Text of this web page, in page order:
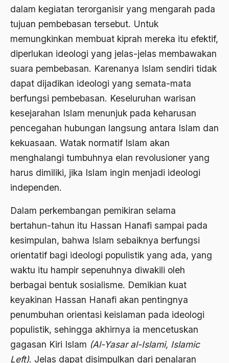
dalam kegiatan terorganisir yang mengarah pada
tujuan pembebasan tersebut. Untuk
memungkinkan membuat kiprah mereka itu efektif,
diperlukan ideologi yang jelas-jelas membawakan
suara pembebasan. Karenanya Islam sendiri tidak
dapat dijadikan ideologi yang semata-mata
berfungsi pembebasan. Keseluruhan warisan
kesejarahan Islam menunjuk pada keharusan
pencegahan hubungan langsung antara Islam dan
kekuasaan. Watak normatif Islam akan
menghalangi tumbuhnya elan revolusioner yang
harus dimiliki, jika Islam ingin menjadi ideologi
independen.
Dalam perkembangan pemikiran selama
bertahun-tahun itu Hassan Hanafi sampai pada
kesimpulan, bahwa Islam sebaiknya berfungsi
orientatif bagi ideologi populistik yang ada, yang
waktu itu hampir sepenuhnya diwakili oleh
berbagai bentuk sosialisme. Demikian kuat
keyakinan Hassan Hanafi akan pentingnya
penumbuhan orientasi keislaman pada ideologi
populistik, sehingga akhirnya ia mencetuskan
gagasan Kiri Islam (Al-Yasar al-Islami, Islamic
Left). Jelas dapat disimpulkan dari penalaran
Ajengan SIngaparna
Akademi Jakarta
Akbar tanjung
akhlak
Akhlaq
Akidah
Aktivis Muda
akulturasi
akulturasi budaya
Al Asnawi
al qaeda
Al-Azhar
Al-Ghazali
Al-Ikhwanu Al-Muslimun
Al-Ikhwanul Muslimin
al-Khalil Ibnu Ahmad al-Farahidi